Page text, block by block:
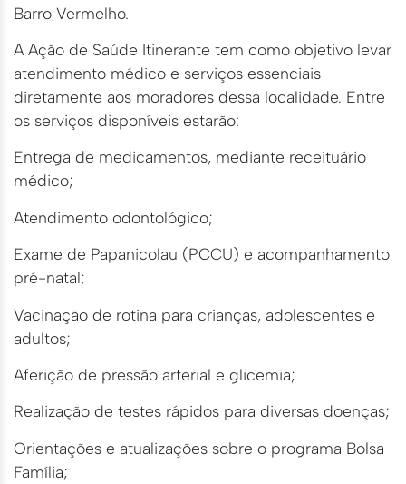
Barro Vermelho.
A Ação de Saúde Itinerante tem como objetivo levar
atendimento médico e serviços essenciais
diretamente aos moradores dessa localidade. Entre
os serviços disponíveis estarão:
Entrega de medicamentos, mediante receituário
médico;
Atendimento odontológico;
Exame de Papanicolau (PCCU) e acompanhamento
pré-natal;
Vacinação de rotina para crianças, adolescentes e
adultos;
Aferição de pressão arterial e glicemia;
Realização de testes rápidos para diversas doenças;
Orientações e atualizações sobre o programa Bolsa
Família;